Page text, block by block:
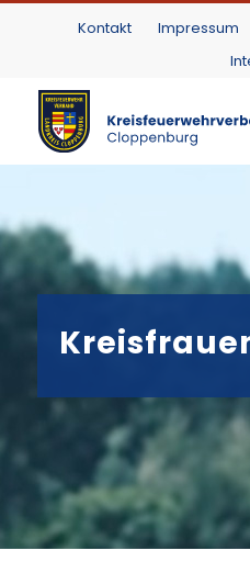
Kontakt Impressum